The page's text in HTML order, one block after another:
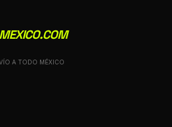
MEXICO.COM
A TODO MÉXICO